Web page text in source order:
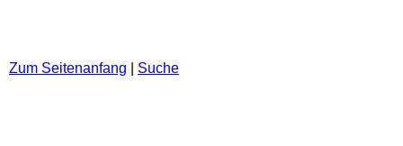
Zum Seitenanfang Suche